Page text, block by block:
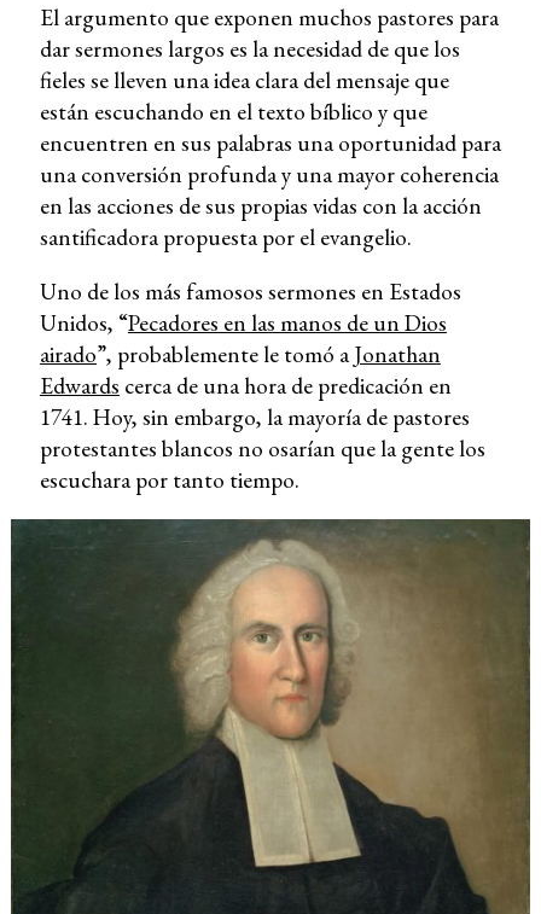
El argumento que exponen muchos pastores para
dar sermones largos es la necesidad de que los
fieles se lleven una idea clara del mensaje que
están escuchando en el texto bíblico y que
encuentren en sus palabras una oportunidad para
una conversión profunda y una mayor coherencia
en las acciones de sus propias vidas con la acción
santificadora propuesta por el evangelio.
Uno de los más famosos sermones en Estados
Unidos, “Pecadores en las manos de un Dios
airado”, probablemente le tomó a Jonathan
Edwards cerca de una hora de predicación en
1741. Hoy, sin embargo, la mayoría de pastores
protestantes blancos no osarían que la gente los
escuchara por tanto tiempo.